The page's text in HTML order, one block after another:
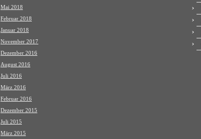
Mai 2018
Februar 2018
Januar 2018
November 2017
Dezember 2016
August 2016
Juli 2016
März 2016
Februar 2016
Dezember 2015
Juli 2015
März 2015